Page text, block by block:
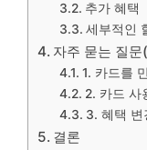
추가 혜택
세부적인
자주 묻는 질문
1. 카드를
2. 카드 사
3. 혜택 변
결론